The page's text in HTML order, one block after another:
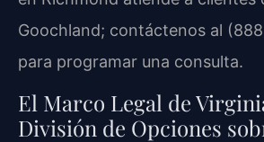
Goochland; contáctenos al
para programar una consulta.
El Marco Legal de
División de Opciones